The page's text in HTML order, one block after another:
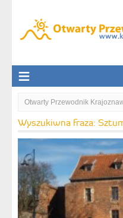
Otwarty Przewodnik
Wyszukiwna fraza: